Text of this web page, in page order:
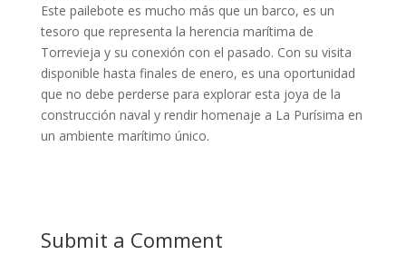
Este pailebote es mucho más que un barco, es un
tesoro que representa la herencia marítima de
Torrevieja y su conexión con el pasado. Con su visita
disponible hasta finales de enero, es una oportunidad
que no debe perderse para explorar esta joya de la
construcción naval y rendir homenaje a La Purísima en
un ambiente marítimo único.
Submit a Comment